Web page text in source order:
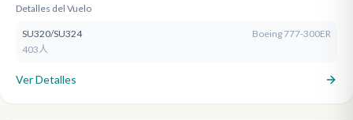
Detalles del Vuelo
SU320/SU324
Boeing 777-300ER
403人
Ver Detalles